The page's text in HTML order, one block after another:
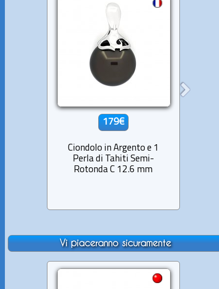
179€
Ciondolo in Argento e 1
Perla di Tahiti Semi-
Rotonda C 12.6 mm
Vi piaceranno sicuramente